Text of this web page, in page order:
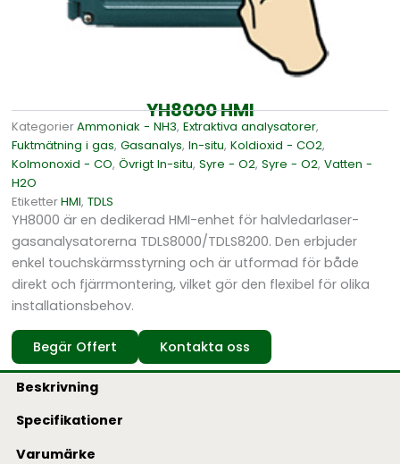
YH8000 HMI
KategorierAmmoniak - NH3,Extraktiva analysatorer,
Fuktmätning i gas,Gasanalys,In-situ,Koldioxid - CO2,
Kolmonoxid - CO,Övrigt In-situ,Syre - O2,Syre - O2,Vatten -
H2O
EtiketterHMI,TDLS
YH8000 är en dedikerad HMI-enhet för halvledarlaser-
gasanalysatorerna TDLS8000/TDLS8200. Den erbjuder
enkel touchskärmsstyrning och är utformad för både
direkt och fjärrmontering, vilket gör den flexibel för olika
installationsbehov.
Begär Offert Kontakta oss
Beskrivning
Specifikationer
Varumärke